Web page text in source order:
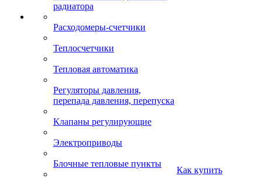
радиатора
Расходомеры-счетчики
Теплосчетчики
Тепловая автоматика
Регуляторы давления,
перепада давления, перепуска
Клапаны регулирующие
Электроприводы
Блочные тепловые пункты
Как купить